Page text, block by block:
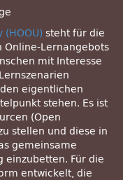
(HOOU) steht für die
Online-Lernangebots
mit Interesse
eigentlichen
stehen. Es ist
(Open
stellen und diese in
gemeinsame
einzubetten. Für die
entwickelt, die